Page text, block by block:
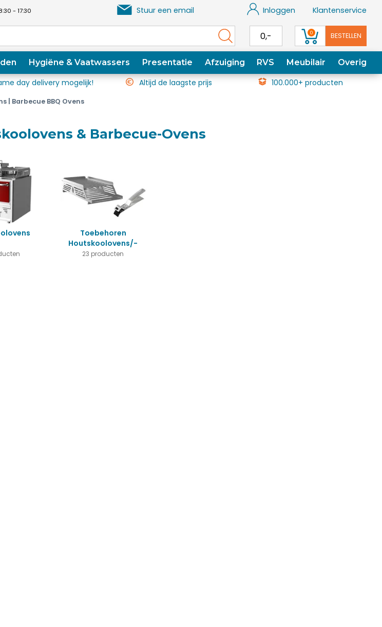
- 17:30 Stuur een email Inloggen Klantenservice
0,- 0 BESTELLEN
Hygiëne & Vaatwassers Presentatie Afzuiging RVS Meubilair Overig
day delivery mogelijk! Altijd de laagste prijs 100.000+ producten
| Barbecue BBQ Ovens
& Barbecue-Ovens
Toebehoren
Houtskoolovens/-
Grills
23 producten